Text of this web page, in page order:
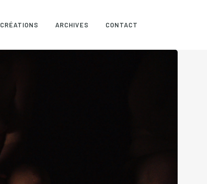
CRÉATIONS ARCHIVES CONTACT